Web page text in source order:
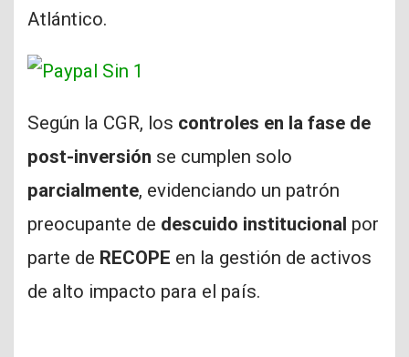
Atlántico.
Según la CGR, los controles en la fase de
post-inversión se cumplen solo
parcialmente, evidenciando un patrón
preocupante de descuido institucional por
parte de RECOPE en la gestión de activos
de alto impacto para el país.